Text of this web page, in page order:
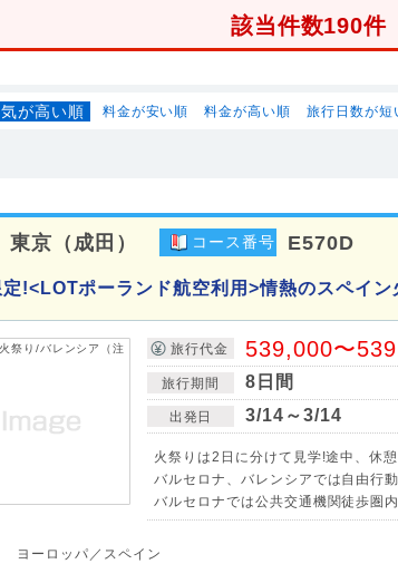
該当件数190件
気が高い順 料金が安い順 料金が高い順 旅行日数が短
東京（成田） コース番号 E570D
!<LOTポーランド航空利用>情熱のスペイン
旅行代金 539,000〜
旅行期間 8日間
出発日 3/14～3/14
火祭りは2日に分けて見学!途中、休
バルセロナ、バレンシアでは自由行
バルセロナでは公共交通機関徒歩圏
ヨーロッパ／スペイン